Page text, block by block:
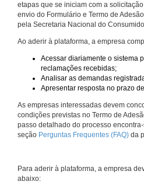
etapas que se iniciam com a
envio do Formulário e Termo de
pela Secretaria Nacional do
Ao aderir à plataforma, a empresa
Acessar diariamente o sistema
reclamações recebidas;
Analisar as demandas
Apresentar resposta no prazo
As empresas interessadas devem
condições previstas no Termo de
passo detalhado do processo
seção Perguntas Frequentes (FAQ) da
Para aderir à plataforma, a empresa
abaixo: